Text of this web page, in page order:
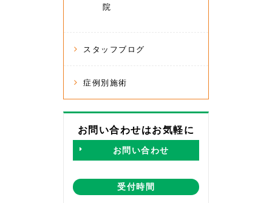
院
スタッフブログ
症例別施術
お問い合わせはお気軽に
お問い合わせ
受付時間